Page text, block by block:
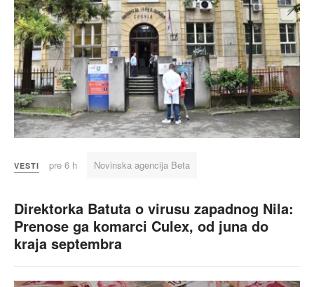
VESTI pre 6 h Novinska agencija Beta
Direktorka Batuta o virusu zapadnog Nila:
Prenose ga komarci Culex, od juna do
kraja septembra